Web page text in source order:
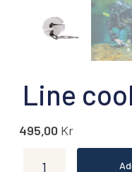
Line
495,00 Kr